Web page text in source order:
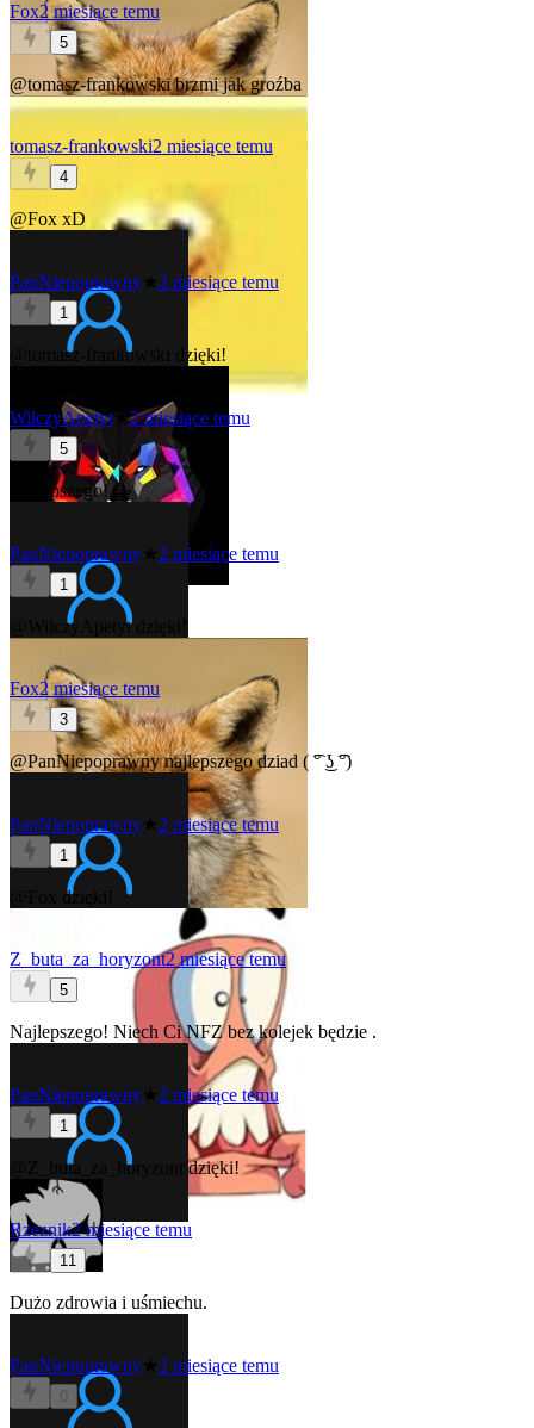
Fox2 miesiące temu
5
@tomasz-frankowskibrzmi jak groźba
tomasz-frankowski2 miesiące temu
4
@Fox xD
PanNiepoprawny 2 miesiące temu
1
@tomasz-frankowski dzięki!
WilczyApetyt★2 miesiące temu
5
Najlepszego! 🥳
PanNiepoprawny 2 miesiące temu
1
@WilczyApetytdzięki!
Fox2 miesiące temu
3
@PanNiepoprawnynajlepszego dziad ( ͡° ͜ʖ ͡°)
PanNiepoprawny 2 miesiące temu
1
dzięki!
Z_buta_za_horyzont2 miesiące temu
5
Najlepszego! Niech Ci NFZ bez kolejek będzie .
PanNiepoprawny 2 miesiące temu
1
@Z_buta_za_horyzont dzięki!
Rzeznik2 miesiące temu
11
Dużo zdrowia i uśmiechu.
PanNiepoprawny 2 miesiące temu
0